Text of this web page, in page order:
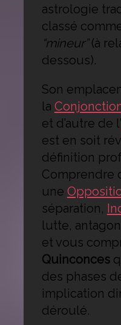
astrologie
classé
“mineur”(à
dessous).
Son
la
et d’autre de l’
est en soit
définition
Comprendre
une
séparation,
lutte,
et vous
Quinconces
des phases
implication
déroulé.